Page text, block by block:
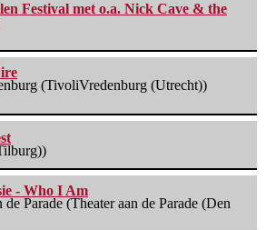
Festival met o.a. Nick Cave & the
(TivoliVredenburg (Utrecht))
- Who I Am
de Parade (Theater aan de Parade (Den